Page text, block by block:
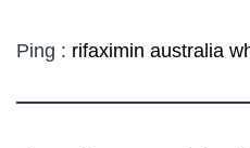
Ping : rifaximin australia